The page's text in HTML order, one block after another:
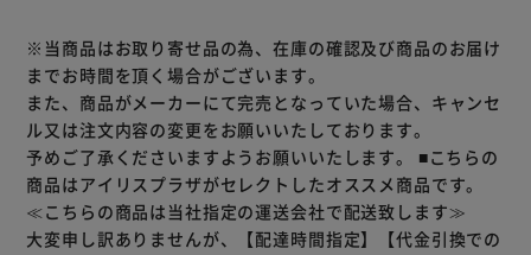
■沖縄県と一部地域（離島含む）への配送はお受け出来かね
ます。予めご了承ください。
■未成年者の飲酒は法律で禁止されています。当店では未成
年者へ酒類の販売は致しません。
※当商品はお取り寄せ品の為、在庫の確認及び商品のお届け
までお時間を頂く場合がございます。
また、商品がメーカーにて完売となっていた場合、キャンセ
ル又は注文内容の変更をお願いいたしております。
予めご了承くださいますようお願いいたします。 ■こちらの
商品はアイリスプラザがセレクトしたオススメ商品です。
≪こちらの商品は当社指定の運送会社で配送致します≫
大変申し訳ありませんが、【配達時間指定】【代金引換での